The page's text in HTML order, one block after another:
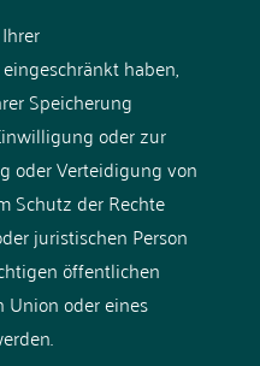
haben,
Speicherung
oder zur
oder Verteidigung von
Schutz der Rechte
juristischen Person
öffentlichen
Union oder eines